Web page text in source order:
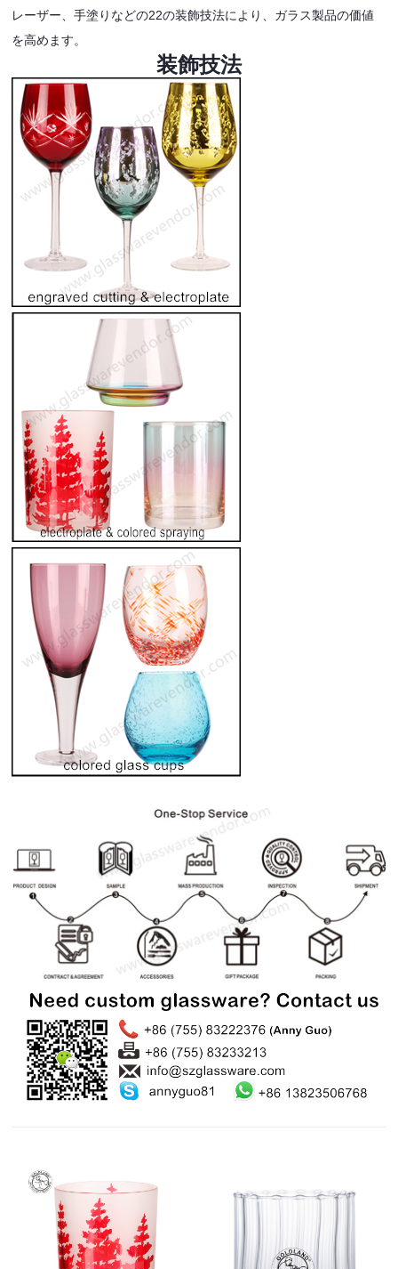
レーザー、手塗りなどの22の装飾技法により、ガラス製品の価値
を高めます。
装飾技法